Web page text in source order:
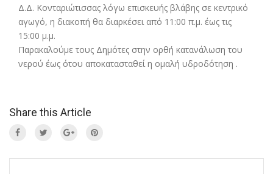
Δ.Δ. Κονταριώτισσας λόγω επισκευής βλάβης σε κεντρικό
αγωγό, η διακοπή θα διαρκέσει από 11:00 π.μ. έως τις
15:00 μ.μ.
Παρακαλούμε τους Δημότες στην ορθή κατανάλωση του
νερού έως ότου αποκατασταθεί η ομαλή υδροδότηση .
Share this Article